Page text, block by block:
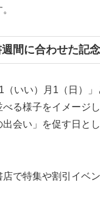
間に合わせた記
（いい）月1（日）
べる様子をイメージ
会い」を促す日と
で特集や割引イベ